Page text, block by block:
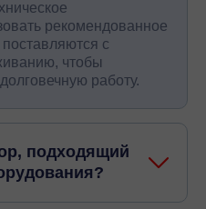
рекомендованное
с
чтобы
работу.
подходящий